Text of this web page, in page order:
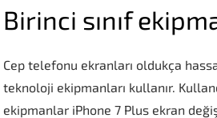
Birinci sınıf
Cep telefonu ekranları oldukça
teknoloji ekipmanları kullanır.
ekipmanlar iPhone 7 Plus ekran